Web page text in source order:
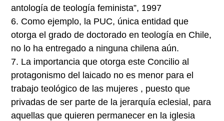
antología de teología feminista”, 1997
6. Como ejemplo, la PUC, única entidad que
otorga el grado de doctorado en teología en Chile,
no lo ha entregado a ninguna chilena aún.
7. La importancia que otorga este Concilio al
protagonismo del laicado no es menor para el
trabajo teológico de las mujeres , puesto que
privadas de ser parte de la jerarquía eclesial, para
aquellas que quieren permanecer en la iglesia